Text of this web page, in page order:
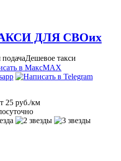
ДЛЯ СВОих
подачаДешевое такси
MAX
25 руб./км